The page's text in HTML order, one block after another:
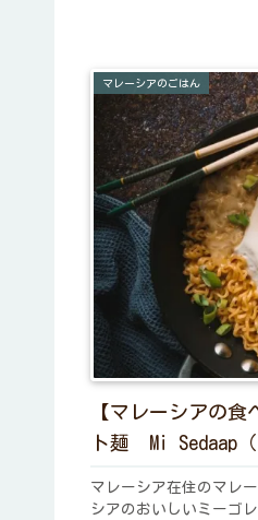
マレーシアのごはん
【マレーシアの
ト麺 Mi Sedaap（
マレーシア在住のマレ
シアのおいしいミーゴ